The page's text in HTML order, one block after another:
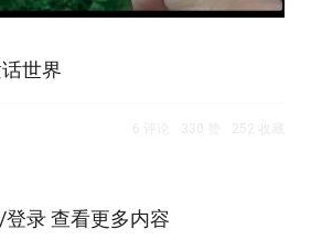
世界
录 查看更多内容